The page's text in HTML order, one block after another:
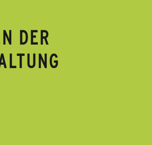
DER